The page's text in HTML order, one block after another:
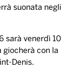
suonata negli
sarà venerdì 10
giocherà con la
Denis.